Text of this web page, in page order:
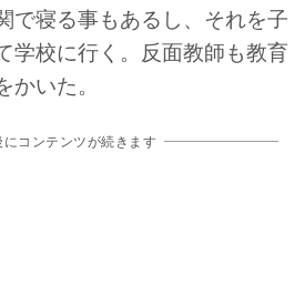
で寝る事もあるし、それを子
学校に行く。反面教師も教育
いた。
コンテンツが続きます